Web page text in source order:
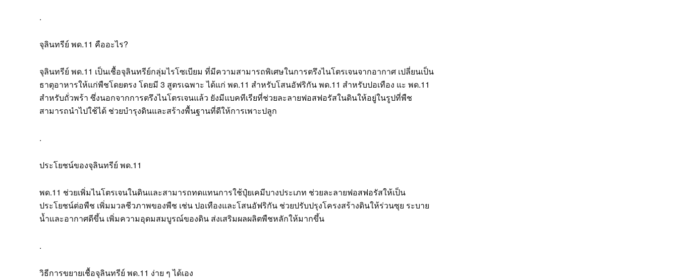
.
จุลินทรีย์ พด.11 คืออะไร?
จุลินทรีย์ พด.11 เป็นเชื้อจุลินทรีย์กลุ่มไรโซเบียม ที่มีความสามารถพิเศษในการตรึงไนโตรเจนจากอากาศ เปลี่ยนเป็น
ธาตุอาหารให้แก่พืชโดยตรง โดยมี 3 สูตรเฉพาะ ได้แก่ พด.11 สำหรับโสนอัฟริกัน พด.11 สำหรับปอเทือง แะ พด.11
สำหรับถั่วพร้า ซึ่งนอกจากการตรึงไนโตรเจนแล้ว ยังมีแบคทีเรียที่ช่วยละลายฟอสฟอรัสในดินให้อยู่ในรูปที่พืช
สามารถนำไปใช้ได้ ช่วยบำรุงดินและสร้างพื้นฐานที่ดีให้การเพาะปลูก
.
ประโยชน์ของจุลินทรีย์ พด.11
พด.11 ช่วยเพิ่มไนโตรเจนในดินและสามารถทดแทนการใช้ปุ๋ยเคมีบางประเภท ช่วยละลายฟอสฟอรัสให้เป็น
ประโยชน์ต่อพืช เพิ่มมวลชีวภาพของพืช เช่น ปอเทืองและโสนอัฟริกัน ช่วยปรับปรุงโครงสร้างดินให้ร่วนซุย ระบาย
น้ำและอากาศดีขึ้น เพิ่มความอุดมสมบูรณ์ของดิน ส่งเสริมผลผลิตพืชหลักให้มากขึ้น
.
วิธีการขยายเชื้อจุลินทรีย์ พด.11 ง่าย ๆ ได้เอง